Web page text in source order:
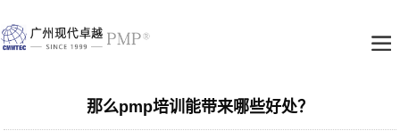
那么pmp培训能带来哪些好处？